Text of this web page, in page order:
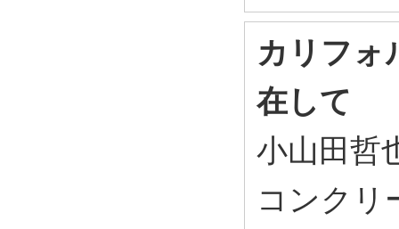
カリフォ
在して
小山田哲
コンクリ